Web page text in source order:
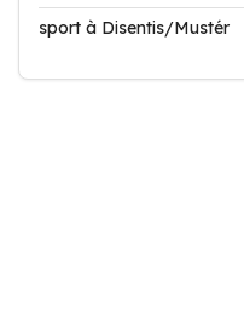
sport à Disentis/Mustér